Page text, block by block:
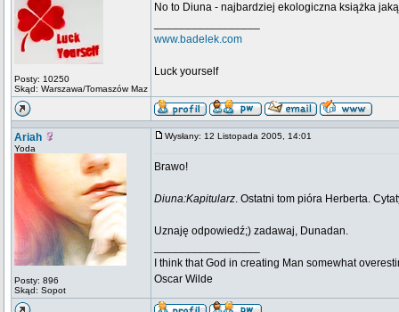
Posty: 10250
Skąd: Warszawa/Tomaszów Maz
No to Diuna - najbardziej ekologiczna książka
www.badelek.com
Luck yourself
Ariah
Yoda
Posty: 896
Skąd: Sopot
Wysłany: 12 Listopada 2005, 14:01
Brawo!
Diuna:Kapitularz. Ostatni tom pióra Herberta.
Uznaję odpowiedź;) zadawaj, Dunadan.
I think that God in creating Man somewhat
Oscar Wilde